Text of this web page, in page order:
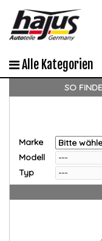
Alle Kategorien
SO
Marke
Modell
Typ